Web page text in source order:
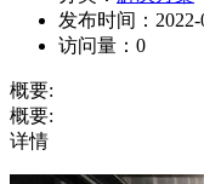
发布时间： 2022-
访问量： 0
概要:
概要:
详情